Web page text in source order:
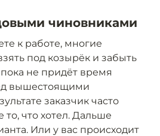
чиновниками
к работе, многие
под козырёк и забыть
не придёт время
вышестоящими
заказчик часто
то, что хотел. Дальше
Или у вас происходит